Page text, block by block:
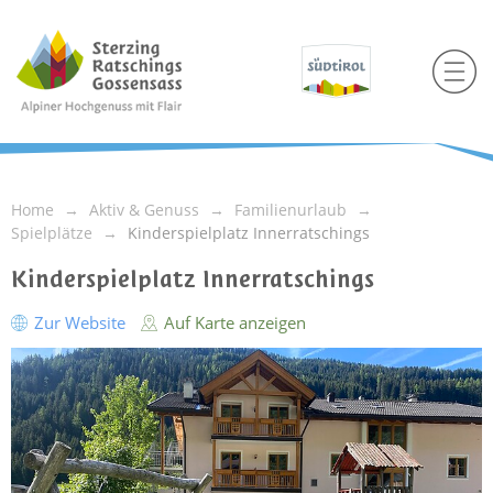
Home Aktiv & Genuss
Familienurlaub
Spielplätze
Kinderspielplatz Innerratschings
Kinderspielplatz Innerratschings
Zur Website Auf Karte anzeigen